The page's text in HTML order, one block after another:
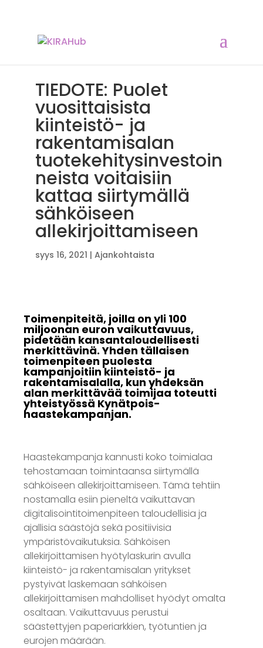
TIEDOTE: Puolet
vuosittaisista
kiinteistö- ja
rakentamisalan
tuotekehitysinvestoin
neista voitaisiin
kattaa siirtymällä
sähköiseen
allekirjoittamiseen
syys 16, 2021 | Ajankohtaista
Toimenpiteitä, joilla on yli 100
miljoonan euron vaikuttavuus,
pidetään kansantaloudellisesti
merkittävinä. Yhden tällaisen
toimenpiteen puolesta
kampanjoitiin kiinteistö- ja
rakentamisalalla, kun yhdeksän
alan merkittävää toimijaa toteutti
yhteistyössä Kynätpois-
haastekampanjan.
Haastekampanja kannusti koko toimialaa
tehostamaan toimintaansa siirtymällä
sähköiseen allekirjoittamiseen. Tämä tehtiin
nostamalla esiin pieneltä vaikuttavan
digitalisointitoimenpiteen taloudellisia ja
ajallisia säästöjä sekä positiivisia
ympäristövaikutuksia. Sähköisen
allekirjoittamisen hyötylaskurin avulla
kiinteistö- ja rakentamisalan yritykset
pystyivät laskemaan sähköisen
allekirjoittamisen mahdolliset hyödyt omalta
osaltaan. Vaikuttavuus perustui
säästettyjen paperiarkkien, työtuntien ja
eurojen määrään.